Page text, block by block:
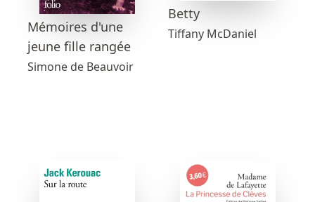
Mémoires d'une
jeune fille rangée
Simone de Beauvoir
Betty
Tiffany McDaniel